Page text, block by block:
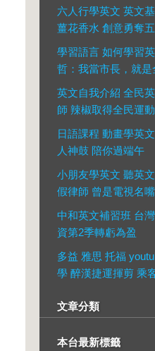
六人行學英文 英文
薑花香水 創意勇奪
學習語言 如何學習
哲：我當市長，就
英文自我介紹 全民
師 辣椒取得全民運
日語課程 動畫學英
人神鼓 陪你過端午
小朋友學英文 聽英
假律師 曾是電視名
中和英文補習班 台
資第2季轉虧為盈
多益 雅思 托福
學 醉漢捷運揮剪 乘
文章分類
本台最新標籤